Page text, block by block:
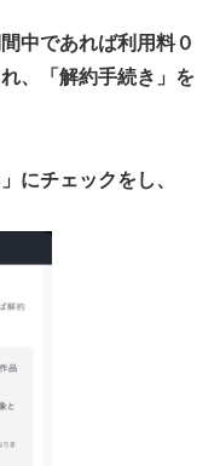
中であれば利用料０
、「解約手続き」を
にチェックをし、